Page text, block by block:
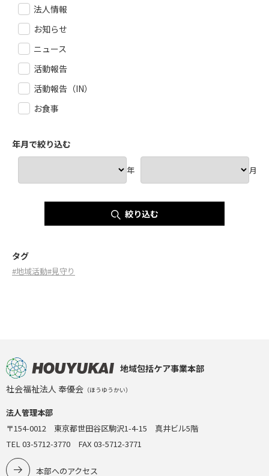
法人情報
お知らせ
ニュース
活動報告
活動報告（IN）
お食事
年月で絞り込む
年 月
絞り込む
タグ
#地域活動#見守り
地域包括ケア事業本部
社会福祉法人 奉優会 （ほうゆうかい）
法人管理本部
〒154-0012 東京都世田谷区駒沢1-4-15 真井ビル5階
TEL 03-5712-3770 FAX 03-5712-3771
本部へのアクセス